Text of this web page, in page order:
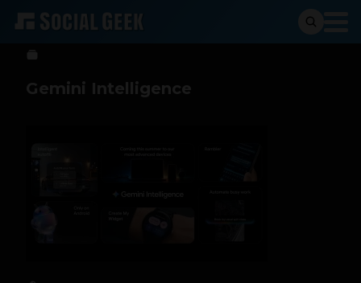
Sergio Ramos 13 de mayo de 2026
Gemini Intelligence